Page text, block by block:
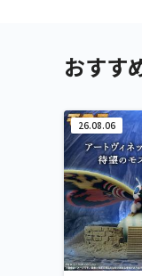
おすす
26.08.06